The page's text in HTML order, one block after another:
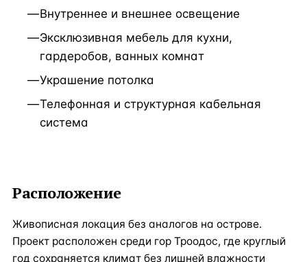
Внутреннее и внешнее освещение
Эксклюзивная мебель для кухни,
гардеробов, ванных комнат
Украшение потолка
Телефонная и структурная кабельная
система
Расположение
Живописная локация без аналогов на острове.
Проект расположен среди гор Троодос, где круглый
год сохраняется климат без лишней влажности